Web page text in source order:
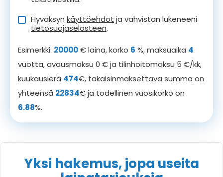
Hyväksyn käyttöehdot ja vahvistan lukeneeni
tietosuojaselosteen.
Esimerkki: 20000€ laina, korko 6 %, maksuaika 4
vuotta, avausmaksu 0 € ja tilinhoitomaksu 5 €/kk,
kuukausierä 474€, takaisinmaksettava summa on
yhteensä 22834€ ja todellinen vuosikorko on
6.88%.
Yksi hakemus, jopa useita